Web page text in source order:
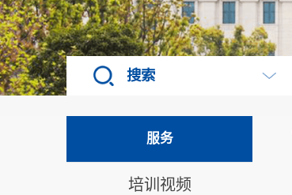
搜索
服务
培训视频